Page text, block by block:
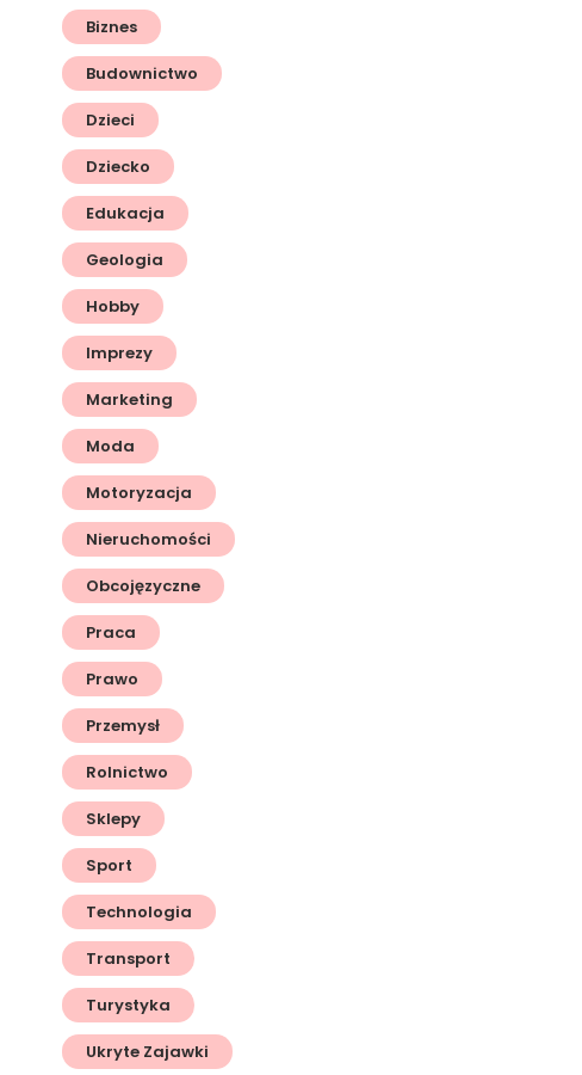
Biznes
Budownictwo
Dzieci
Dziecko
Edukacja
Geologia
Hobby
Imprezy
Marketing
Moda
Motoryzacja
Nieruchomości
Obcojęzyczne
Praca
Prawo
Przemysł
Rolnictwo
Sklepy
Sport
Technologia
Transport
Turystyka
Ukryte Zajawki